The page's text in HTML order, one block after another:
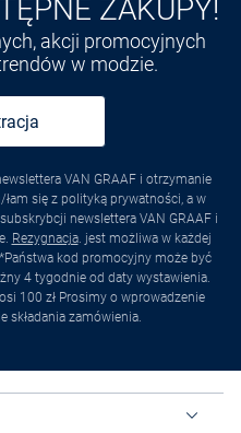
ZAKUPY!
akcji promocyjnych
w modzie.
VAN GRAAF i otrzymanie
się z polityką prywatności, a w
newslettera VAN GRAAF i
Rezygnacja. jest możliwa w każdej
kod promocyjny może być
4 tygodnie od daty wystawienia.
100 zł Prosimy o wprowadzenie
składania zamówienia.